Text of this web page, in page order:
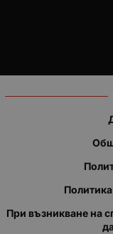
При възникване на